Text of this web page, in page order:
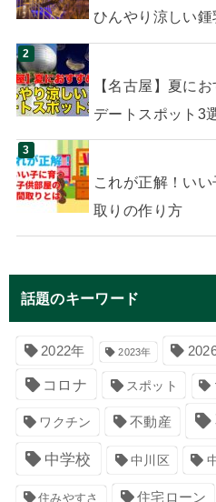
ひんやり涼しい
【名古屋】夏に
デートスポット3
これが正解！い
取りの作り方
話題のキーワード
2022年 2023年
コロナ スポット
ワクチン 不動産
中学校 中川区
住みやすさ 住宅ローン